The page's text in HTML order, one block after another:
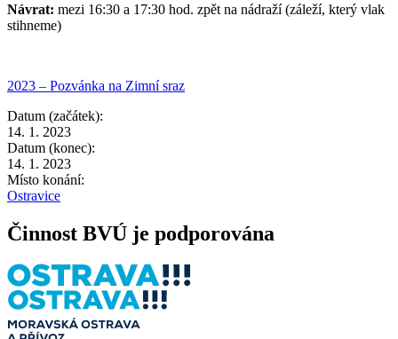
Návrat: mezi 16:30 a 17:30 hod. zpět na nádraží (záleží, který vlak
stihneme)
2023 – Pozvánka na Zimní sraz
Datum (začátek):
14. 1. 2023
Datum (konec):
14. 1. 2023
Místo konání:
Ostravice
Činnost BVÚ je podporována